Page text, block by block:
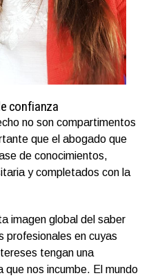
confianza
no son compartimentos
que el abogado que
de conocimientos,
y completados con la
imagen global del saber
profesionales en cuyas
tengan una
que nos incumbe. El mundo